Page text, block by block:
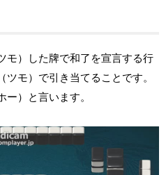
モ）した牌で和了を宣言する行
モ）で引き当てることです。
）と言います。